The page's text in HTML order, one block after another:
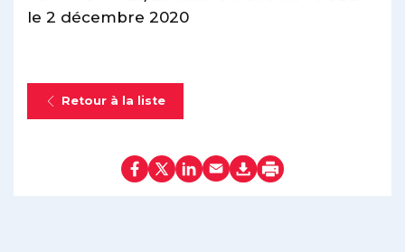
le 2 décembre 2020
Retour à la liste